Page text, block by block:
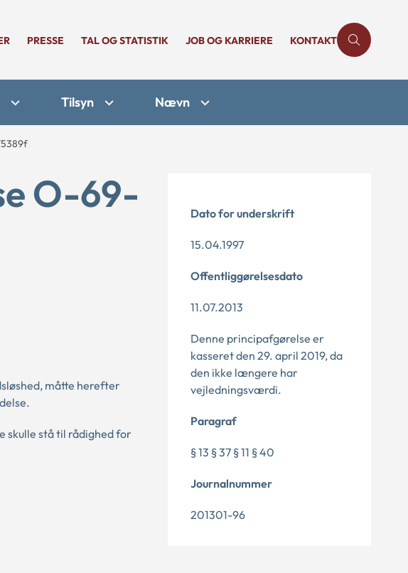
PRESSE TAL OG STATISTIK JOB OG KARRIERE KONTAKT
Tilsyn Nævn
O-69-
måtte herefter
skulle stå til rådighed for
Dato for underskrift
15.04.1997
Offentliggørelsesdato
11.07.2013
Denne principafgørelse er
kasseret den 29. april 2019, da
den ikke længere har
vejledningsværdi.
Paragraf
§ 13 § 37 § 11 § 40
Journalnummer
201301-96